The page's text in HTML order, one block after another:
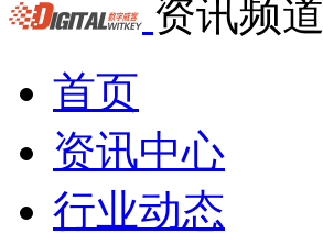
资讯频道
首页
资讯中心
行业动态